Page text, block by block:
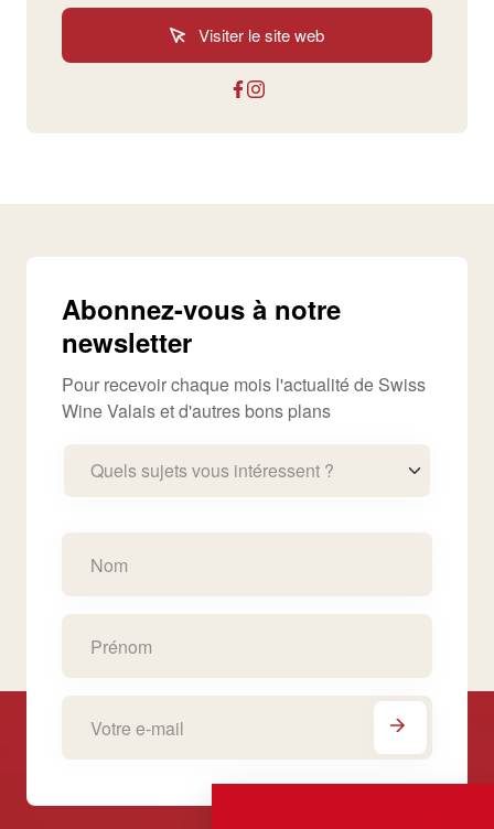
Visiter le site web
Abonnez-vous à notre
newsletter
Pour recevoir chaque mois l'actualité de Swiss
Wine Valais et d'autres bons plans
Quels sujets vous intéressent ?